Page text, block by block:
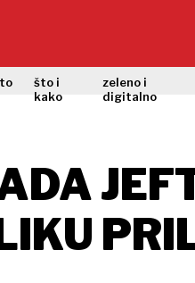
što i
kako
zeleno i
digitalno